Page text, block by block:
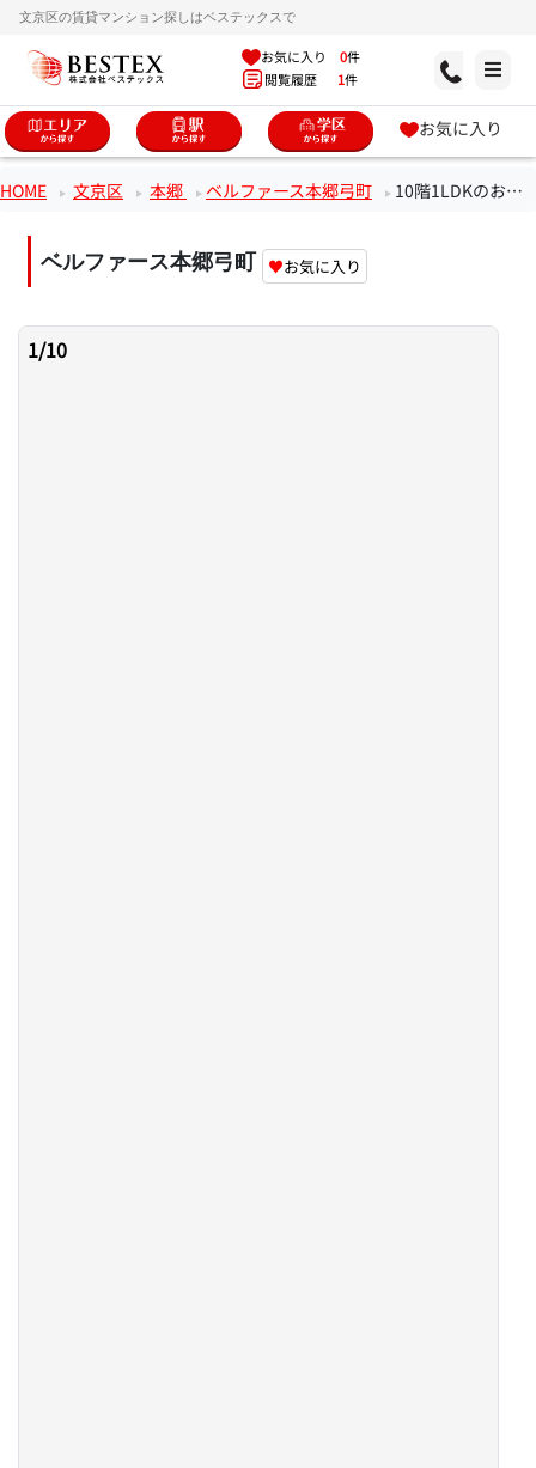
文京区の賃貸マンション探しはベステックスで
お気に入り 0件
閲覧履歴 1件
お気に入り
HOME 文京区 本郷 ベルファース本郷弓町 10階1LDKのお部屋
ベルファース本郷弓町 ♥お気に入り
1/10